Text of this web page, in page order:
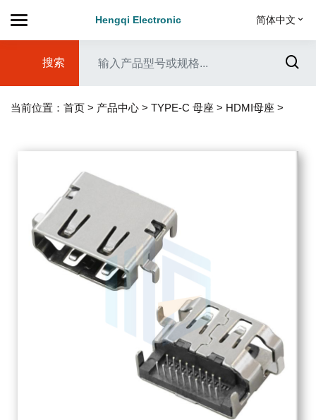
Hengqi Electronic 简体中文
搜索
当前位置： 首页 > 产品中心 > TYPE-C 母座 > HDMI母座 >